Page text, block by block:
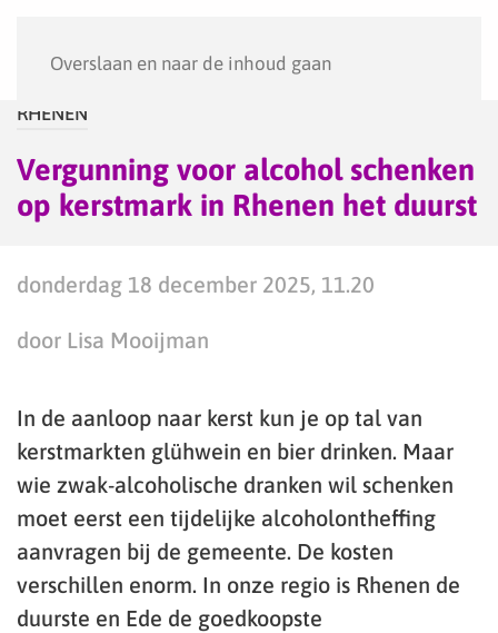
Overslaan en naar de inhoud gaan
RHENEN
Vergunning voor alcohol schenken
op kerstmark in Rhenen het duurst
donderdag 18 december 2025, 11.20
door Lisa Mooijman
In de aanloop naar kerst kun je op tal van
kerstmarkten glühwein en bier drinken. Maar
wie zwak-alcoholische dranken wil schenken
moet eerst een tijdelijke alcoholontheffing
aanvragen bij de gemeente. De kosten
verschillen enorm. In onze regio is Rhenen de
duurste en Ede de goedkoopste